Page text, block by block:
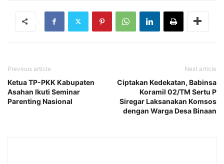
Previous article
Ketua TP-PKK Kabupaten
Asahan Ikuti Seminar
Parenting Nasional
Next article
Ciptakan Kedekatan, Babinsa
Koramil 02/TM Sertu P
Siregar Laksanakan Komsos
dengan Warga Desa Binaan